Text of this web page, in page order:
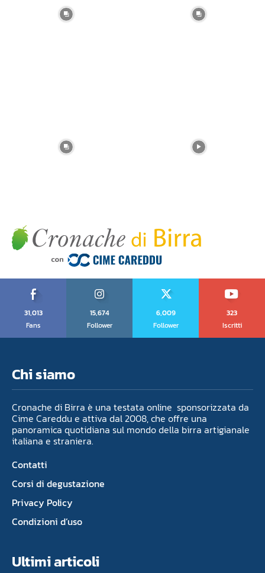
31,013
Fans
15,674
Follower
6,009
Follower
323
Iscritti
Chi siamo
Cronache di Birra è una testata online sponsorizzata da
Cime Careddu e attiva dal 2008, che offre una
panoramica quotidiana sul mondo della birra artigianale
italiana e straniera.
Contatti
Corsi di degustazione
Privacy Policy
Condizioni d’uso
Ultimi articoli